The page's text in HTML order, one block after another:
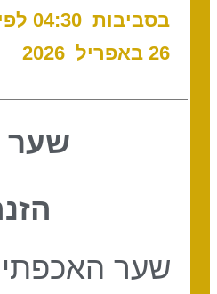
26 באפריל 2026
שער 27
שער